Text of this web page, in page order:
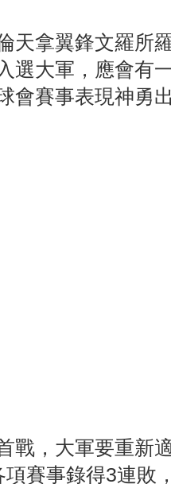
天拿翼鋒文羅所
選大軍，應會有
會賽事表現神勇
戰，大軍要重新
賽事錄得3連敗